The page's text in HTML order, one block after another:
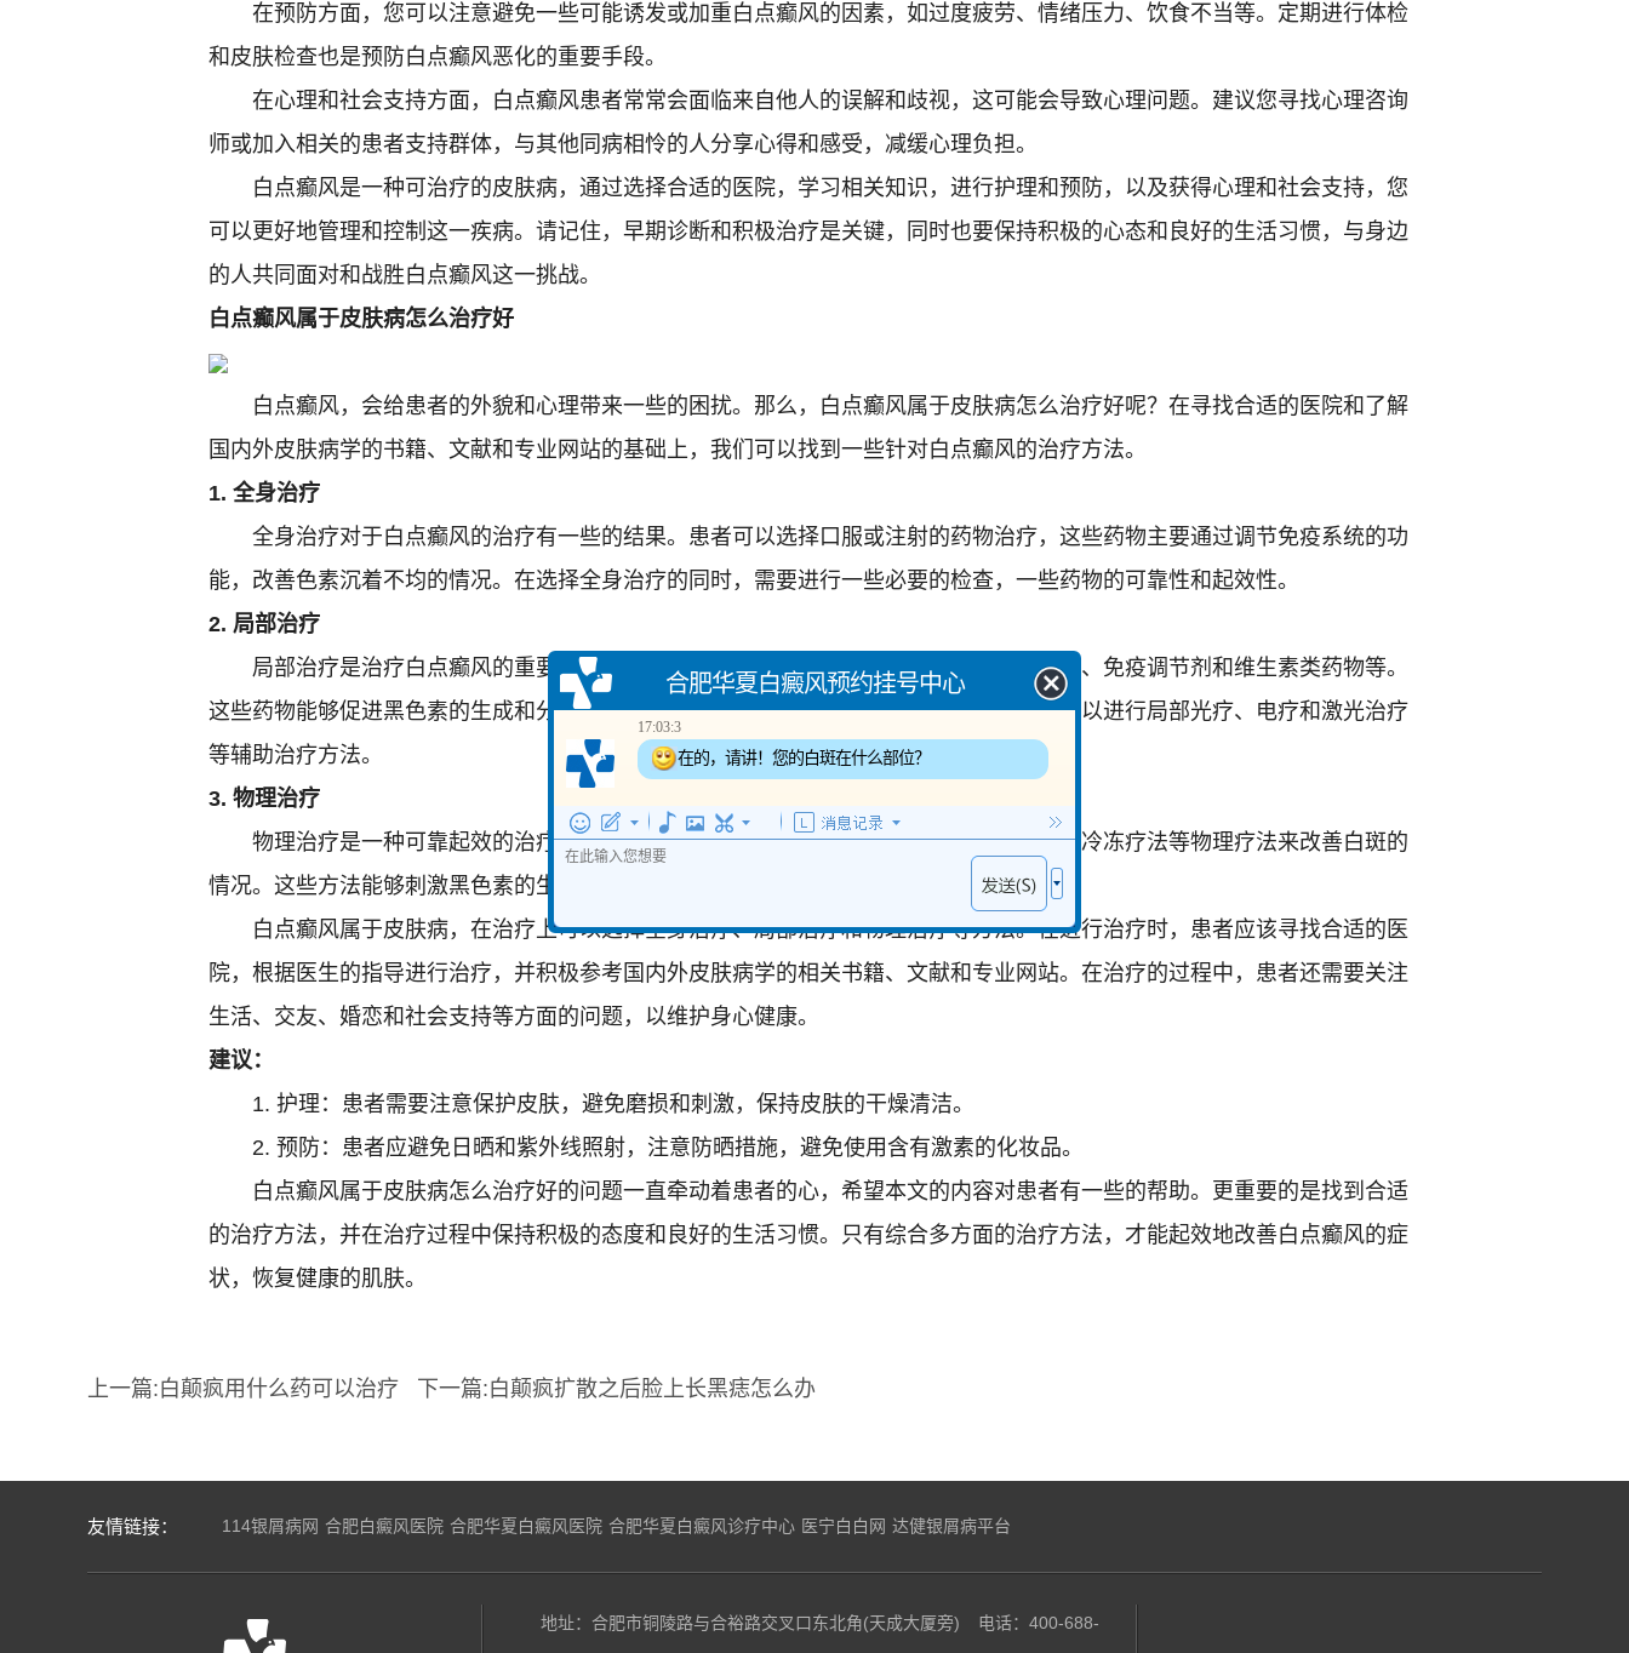
在预防方面，您可以注意避免一些可能诱发或加重白点癫风的因素，如过度疲劳、情绪压力、饮食不当等。定期进行体检
和皮肤检查也是预防白点癫风恶化的重要手段。
在心理和社会支持方面，白点癫风患者常常会面临来自他人的误解和歧视，这可能会导致心理问题。建议您寻找心理咨询
师或加入相关的患者支持群体，与其他同病相怜的人分享心得和感受，减缓心理负担。
白点癫风是一种可治疗的皮肤病，通过选择合适的医院，学习相关知识，进行护理和预防，以及获得心理和社会支持，您
可以更好地管理和控制这一疾病。请记住，早期诊断和积极治疗是关键，同时也要保持积极的心态和良好的生活习惯，与身边
的人共同面对和战胜白点癫风这一挑战。
白点癫风属于皮肤病怎么治疗好
白点癫风，会给患者的外貌和心理带来一些的困扰。那么，白点癫风属于皮肤病怎么治疗好呢？在寻找合适的医院和了解
国内外皮肤病学的书籍、文献和专业网站的基础上，我们可以找到一些针对白点癫风的治疗方法。
1. 全身治疗
全身治疗对于白点癫风的治疗有一些的结果。患者可以选择口服或注射的药物治疗，这些药物主要通过调节免疫系统的功
能，改善色素沉着不均的情况。在选择全身治疗的同时，需要进行一些必要的检查，一些药物的可靠性和起效性。
2. 局部治疗
局部治疗是治疗白点癫风的重要方式之一。患者可以选择使用外用药物，如激素类药物、免疫调节剂和维生素类药物等。
这些药物能够促进黑色素的生成和分布，改善白斑的情况。同时，在使用药物的同时，还可以进行局部光疗、电疗和激光治疗
等辅助治疗方法。
3. 物理治疗
物理治疗是一种可靠起效的治疗白点癫风的方法。患者可以选择紫外线疗法、电疗法、冷冻疗法等物理疗法来改善白斑的
情况。这些方法能够刺激黑色素的生成和分布，从而减缓白点癫风的症状。
白点癫风属于皮肤病，在治疗上可以选择全身治疗、局部治疗和物理治疗等方法。在进行治疗时，患者应该寻找合适的医
院，根据医生的指导进行治疗，并积极参考国内外皮肤病学的相关书籍、文献和专业网站。在治疗的过程中，患者还需要关注
生活、交友、婚恋和社会支持等方面的问题，以维护身心健康。
建议：
1. 护理：患者需要注意保护皮肤，避免磨损和刺激，保持皮肤的干燥清洁。
2. 预防：患者应避免日晒和紫外线照射，注意防晒措施，避免使用含有激素的化妆品。
白点癫风属于皮肤病怎么治疗好的问题一直牵动着患者的心，希望本文的内容对患者有一些的帮助。更重要的是找到合适
的治疗方法，并在治疗过程中保持积极的态度和良好的生活习惯。只有综合多方面的治疗方法，才能起效地改善白点癫风的症
状，恢复健康的肌肤。
上一篇:白颠疯用什么药可以治疗 下一篇:白颠疯扩散之后脸上长黑痣怎么办
友情链接： 114银屑病网 合肥白癜风医院 合肥华夏白癜风医院 合肥华夏白癜风诊疗中心 医宁白白网 达健银屑病平台
地址：合肥市铜陵路与合裕路交叉口东北角(天成大厦旁)
电话：400-688-
合肥华夏白癜风预约挂号中心
17:03:3
在的，请讲！您的白斑在什么部位？